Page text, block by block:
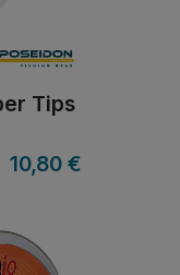
Tips
10,80 €